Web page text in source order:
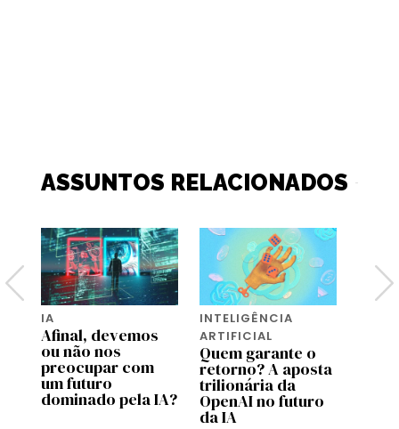
ASSUNTOS RELACIONADOS
IA
Afinal, devemos
ou não nos
preocupar com
um futuro
dominado pela IA?
INTELIGÊNCIA
ARTIFICIAL
Quem garante o
retorno? A aposta
trilionária da
OpenAI no futuro
da IA